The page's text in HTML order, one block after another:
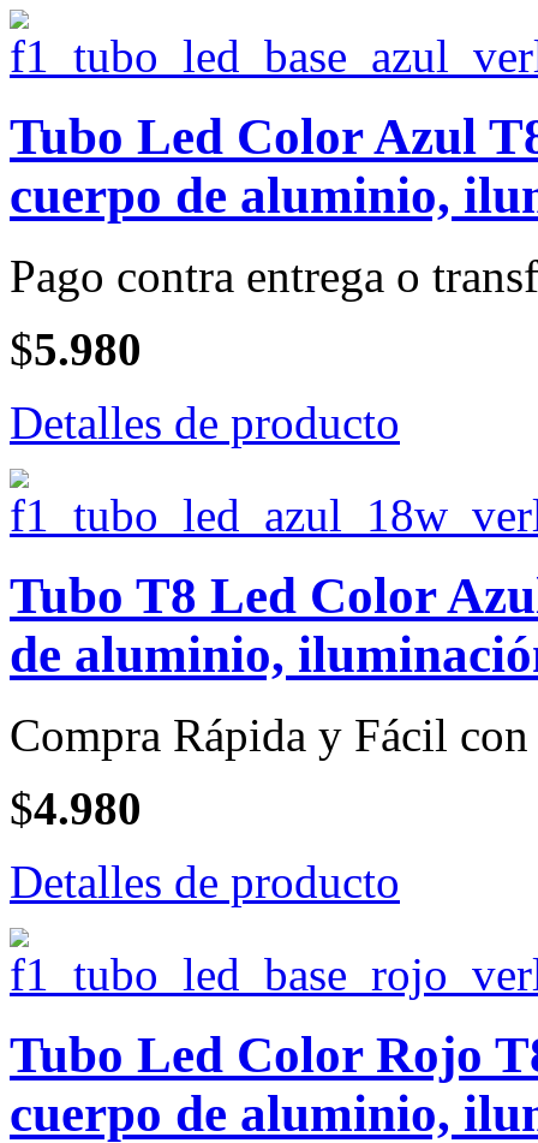
Tubo Led Color Azul
cuerpo de aluminio,
Pago contra entrega o
$5.980
Detalles de producto
Tubo T8 Led Color
de aluminio,
Compra Rápida y Fácil con
$4.980
Detalles de producto
Tubo Led Color Rojo
cuerpo de aluminio,